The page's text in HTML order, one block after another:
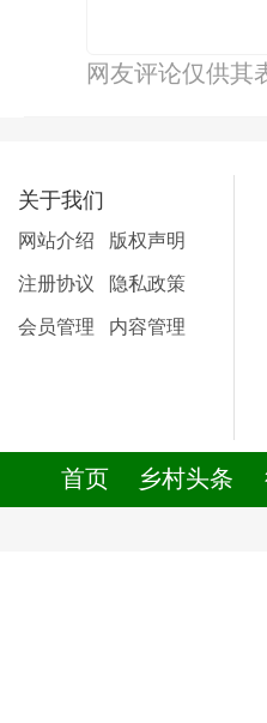
网友评论仅供其
关于我们
网站介绍
版权声明
注册协议
隐私政策
会员管理
内容管理
首页 乡村头条